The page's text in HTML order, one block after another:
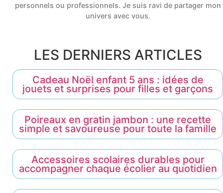
personnels ou professionnels. Je suis ravi de partager mon
univers avec vous.
LES DERNIERS ARTICLES
Cadeau Noël enfant 5 ans : idées de
jouets et surprises pour filles et garçons
Poireaux en gratin jambon : une recette
simple et savoureuse pour toute la famille
Accessoires scolaires durables pour
accompagner chaque écolier au quotidien